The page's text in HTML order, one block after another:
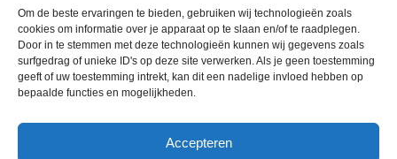
Om de beste ervaringen te bieden, gebruiken wij technologieën zoals
cookies om informatie over je apparaat op te slaan en/of te raadplegen.
Door in te stemmen met deze technologieën kunnen wij gegevens zoals
surfgedrag of unieke ID's op deze site verwerken. Als je geen toestemming
geeft of uw toestemming intrekt, kan dit een nadelige invloed hebben op
bepaalde functies en mogelijkheden.
Accepteren
variaties.
Deze
optie
kan
gekozen
tot
€ 34,30